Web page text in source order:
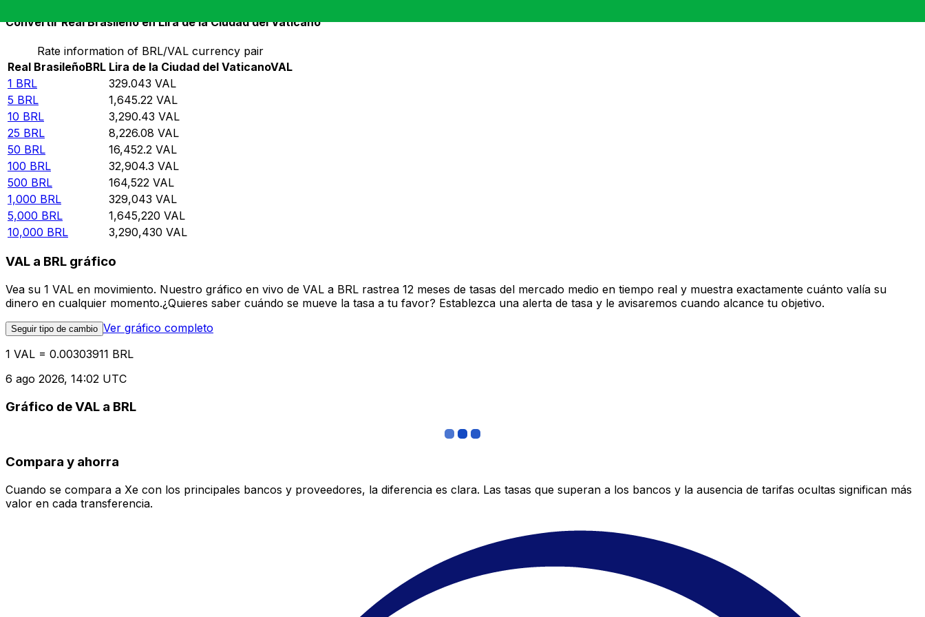
Convertir Real Brasileño en Lira de la Ciudad del Vaticano
Rate information of BRL/VAL currency pair
Real BrasileñoBRL Lira de la Ciudad del VaticanoVAL
1 BRL 329.043 VAL
5 BRL 1,645.22 VAL
10 BRL 3,290.43 VAL
25 BRL 8,226.08 VAL
50 BRL 16,452.2 VAL
100 BRL 32,904.3 VAL
500 BRL 164,522 VAL
1,000 BRL 329,043 VAL
5,000 BRL 1,645,220 VAL
10,000 BRL 3,290,430 VAL
VAL a BRL gráfico
Vea su 1 VAL en movimiento. Nuestro gráfico en vivo de VAL a BRL rastrea 12 meses de tasas del mercado medio en tiempo real y muestra exactamente cuánto valía su
dinero en cualquier momento.¿Quieres saber cuándo se mueve la tasa a tu favor? Establezca una alerta de tasa y le avisaremos cuando alcance tu objetivo.
Seguir tipo de cambio Ver gráfico completo
1 VAL = 0.00303911 BRL
6 ago 2026, 14:02 UTC
Gráfico de VAL a BRL
Compara y ahorra
Cuando se compara a Xe con los principales bancos y proveedores, la diferencia es clara. Las tasas que superan a los bancos y la ausencia de tarifas ocultas significan más
valor en cada transferencia.